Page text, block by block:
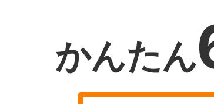
かんたん